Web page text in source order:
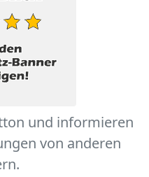
und informieren
von anderen